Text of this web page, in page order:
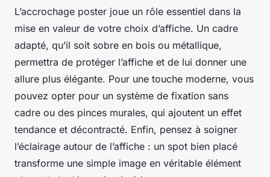
L’accrochage poster joue un rôle essentiel dans la
mise en valeur de votre choix d’affiche. Un cadre
adapté, qu’il soit sobre en bois ou métallique,
permettra de protéger l’affiche et de lui donner une
allure plus élégante. Pour une touche moderne, vous
pouvez opter pour un système de fixation sans
cadre ou des pinces murales, qui ajoutent un effet
tendance et décontracté. Enfin, pensez à soigner
l’éclairage autour de l’affiche : un spot bien placé
transforme une simple image en véritable élément